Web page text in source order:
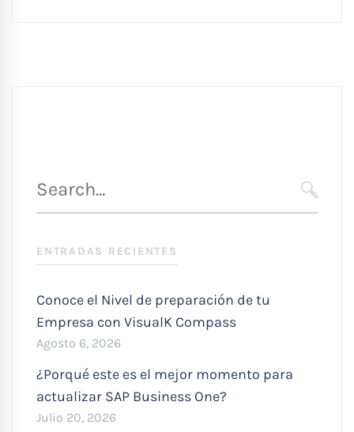
para
ENTRADAS RECIENTES
Conoce el Nivel de preparación de tu
Empresa con VisualK Compass
Agosto 6, 2026
¿Porqué este es el mejor momento para
actualizar SAP Business One?
Julio 20, 2026